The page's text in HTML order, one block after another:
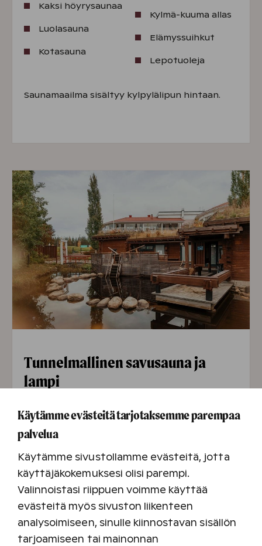
Kaksi höyrysaunaa
Luolasauna
Kotasauna
Kylmä-kuuma allas
Elämyssuihkut
Lepotuoleja
Saunamaailma sisältyy kylpylälipun hintaan.
Tunnelmallinen savusauna ja
lampi
on kylpylän pihalla savusauna ja lampi.
Savusaunan löylyistä voit siirtyä saunan
terassin paljuihin, kylpylän ulkoaltaaseen tai
pulahtaa saunan terassilta lampeen.
Lammessa on talvisin avanto, joka on auki aina
Huomaathan, että kovat pakkaset voivat
rajoittaa ulkoaltaiden ja -saunojen aukioloa.
Käytämme evästeitä tarjotaksemme parempaa
palvelua
Käytämme sivustollamme evästeitä, jotta
käyttäjäkokemuksesi olisi parempi.
Valinnoistasi riippuen voimme käyttää
evästeitä myös sivuston liikenteen
analysoimiseen, sinulle kiinnostavan sisällön
tarjoamiseen tai mainonnan